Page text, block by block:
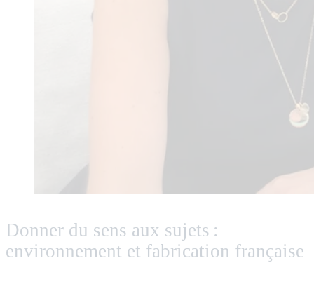
Donner du sens aux sujets :
environnement et fabrication française